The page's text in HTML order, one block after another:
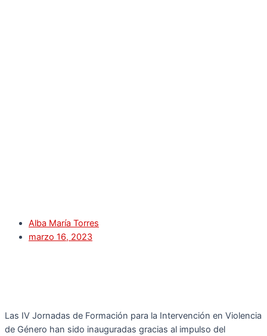
Alba María Torres
marzo 16, 2023
Las IV Jornadas de Formación para la Intervención en Violencia
de Género han sido inauguradas gracias al impulso del